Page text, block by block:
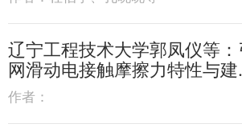
辽宁工程技术大学郭凤仪等：
网滑动电接触摩擦力特性与建
研究
作者：